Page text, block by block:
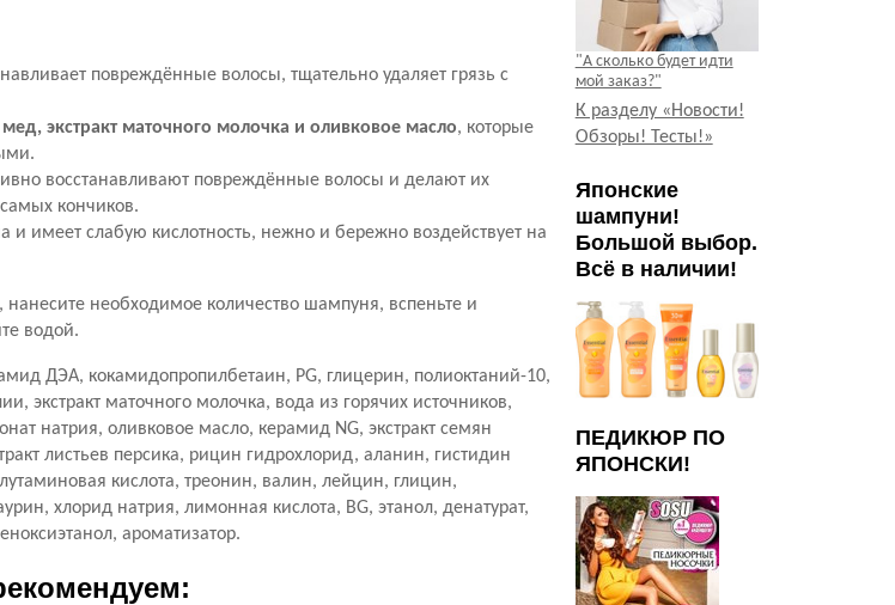
повреждённые волосы, тщательно удаляет грязь с
экстракт маточного молочка и оливковое масло, которые
восстанавливают повреждённые волосы и делают их
кончиков.
имеет слабую кислотность, нежно и бережно воздействует на
необходимое количество шампуня, вспеньте и
водой.
ДЭА, кокамидопропилбетаин, PG, глицерин, полиоктаний-10,
экстракт маточного молочка, вода из горячих источников,
натрия, оливковое масло, керамид NG, экстракт семян
листьев персика, рицин гидрохлорид, аланин, гистидин
кислота, треонин, валин, лейцин, глицин,
хлорид натрия, лимонная кислота, BG, этанол, денатурат,
ароматизатор.
"А сколько будет идти
мой заказ?"
К разделу «Новости!
Обзоры! Тесты!»
Японские
шампуни!
Большой выбор.
Всё в наличии!
ПЕДИКЮР ПО
ЯПОНСКИ!